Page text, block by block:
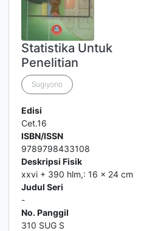
Statistika Untuk
Penelitian
Sugiyono
Edisi
Cet.16
ISBN/ISSN
9789798433108
Deskripsi Fisik
xxvi + 390 hlm,: 16 x 24 cm
Judul Seri
-
No. Panggil
310 SUG S